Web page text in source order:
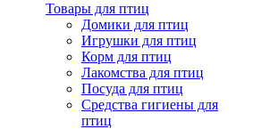
Товары для птиц
Домики для птиц
Игрушки для птиц
Корм для птиц
Лакомства для птиц
Посуда для птиц
Средства гигиены для
птиц